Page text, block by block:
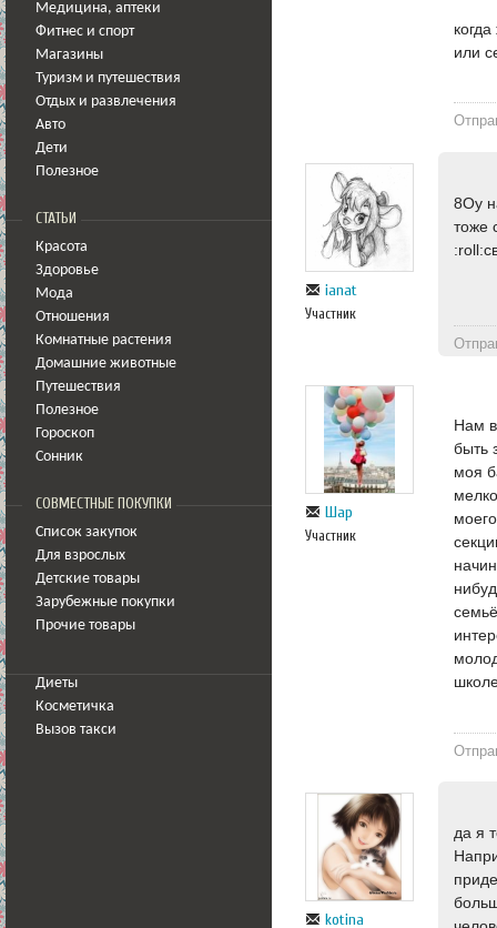
Медицина, аптеки
Фитнес и спорт
Магазины
Туризм и путешествия
Отдых и развлечения
Авто
Дети
Полезное
СТАТЬИ
Красота
Здоровье
Мода
Отношения
Комнатные растения
Домашние животные
Путешествия
Полезное
Гороскоп
Сонник
СОВМЕСТНЫЕ ПОКУПКИ
Список закупок
Для взрослых
Детские товары
Зарубежные покупки
Прочие товары
Диеты
Косметичка
Вызов такси
или
ianat
Участник
8Oу
тоже
Шар
Участник
Нам
быть
моя
kotina
да я